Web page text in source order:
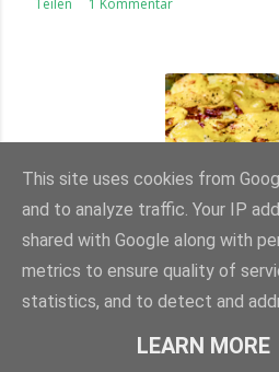
Teilen 1 Kommentar
This site uses cookies from
and to analyze traffic. Your IP
shared with Google along with
metrics to ensure quality of
statistics, and to detect and
LEARN MORE